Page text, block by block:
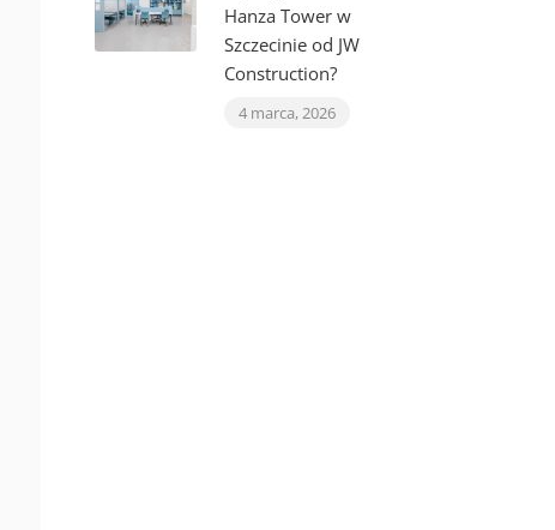
Hanza Tower w
Szczecinie od JW
Construction?
4 marca, 2026